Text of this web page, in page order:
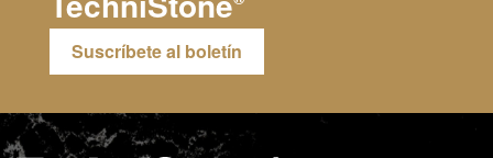
Suscríbete al boletín